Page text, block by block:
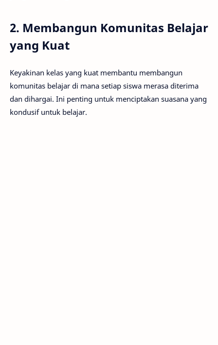
2. Membangun Komunitas Belajar
yang Kuat
Keyakinan kelas yang kuat membantu membangun
komunitas belajar di mana setiap siswa merasa diterima
dan dihargai. Ini penting untuk menciptakan suasana yang
kondusif untuk belajar.